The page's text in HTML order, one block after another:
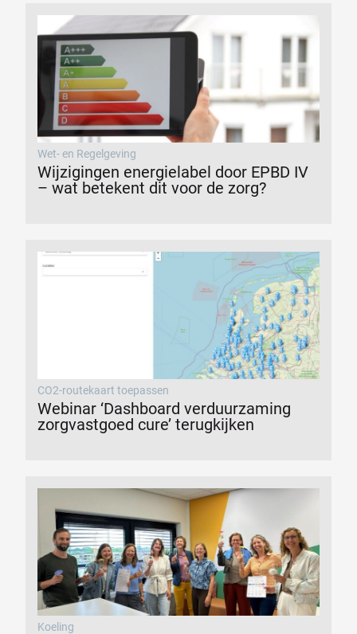
Wet- en Regelgeving
Wijzigingen energielabel door EPBD IV
– wat betekent dit voor de zorg?
CO2-routekaart toepassen
Webinar ‘Dashboard verduurzaming
zorgvastgoed cure’ terugkijken
Koeling